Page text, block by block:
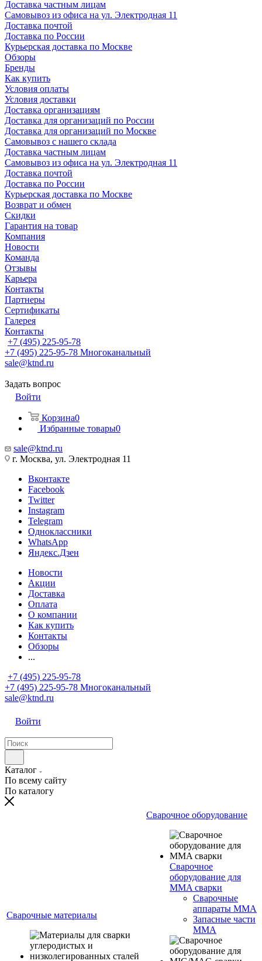
Доставка частным лицам
Самовывоз из офиса на ул. Электродная 11
Доставка почтой
Доставка по России
Курьерская доставка по Москве
Обзоры
Бренды
Как купить
Условия оплаты
Условия доставки
Доставка организациям
Доставка для организаций по России
Доставка для организаций по Москве
Самовывоз с нашего склада
Доставка частным лицам
Самовывоз из офиса на ул. Электродная 11
Доставка почтой
Доставка по России
Курьерская доставка по Москве
Возврат и обмен
Скидки
Гарантия на товар
Компания
Новости
Команда
Отзывы
Карьера
Контакты
Партнеры
Сертификаты
Галерея
Контакты
+7 (495) 225-95-78
+7 (495) 225-95-78 Многоканальный
sale@ktnd.ru
Задать вопрос
Войти
Корзина0
Избранные товары0
sale@ktnd.ru
г. Москва, ул. Электродная 11
Вконтакте
Facebook
Twitter
Instagram
Telegram
Одноклассники
WhatsApp
Яндекс.Дзен
Новости
Акции
Доставка
Оплата
О компании
Как купить
Контакты
Обзоры
...
+7 (495) 225-95-78
+7 (495) 225-95-78 Многоканальный
sale@ktnd.ru
Войти
Каталог
По всему сайту
По каталогу
Сварочные материалы
Сварочное оборудование
Сварочное
оборудование для
MMA сварки
Сварочные
аппараты MMA
Запасные части
MMA